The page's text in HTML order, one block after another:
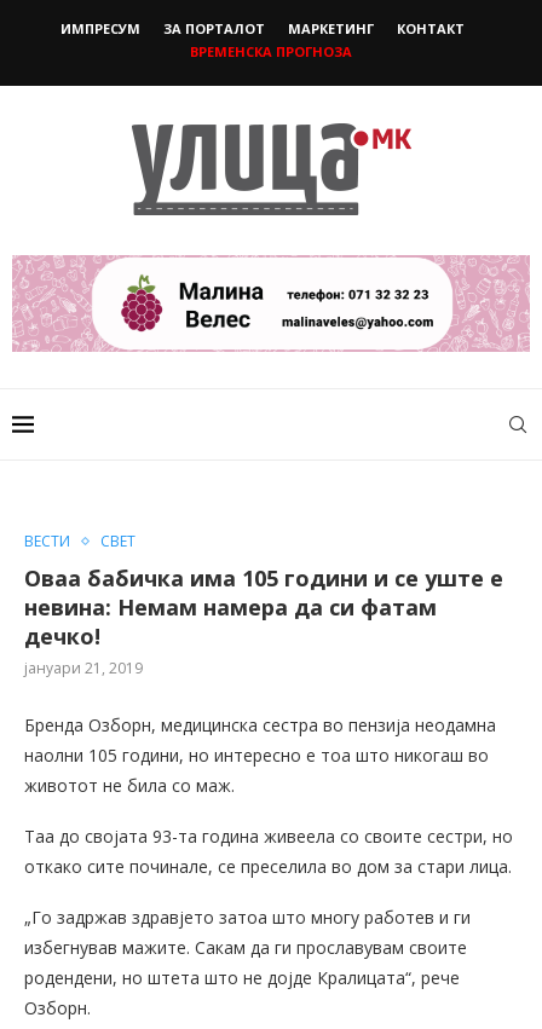
ИМПРЕСУМ ЗА ПОРТАЛОТ МАРКЕТИНГ
КОНТАКТ
ВРЕМЕНСКА ПРОГНОЗА
ВЕСТИ СВЕТ
Оваа бабичка има 105 години и се уште е
невина: Немам намера да си фатам
дечко!
јануари 21, 2019
Бренда Озборн, медицинска сестра во пензија неодамна
наолни 105 години, но интересно е тоа што никогаш во
животот не била со маж.
Таа до својата 93-та година живеела со своите сестри, но
откако сите починале, се преселила во дом за стари лица.
„Го задржав здравјето затоа што многу работев и ги
избегнував мажите. Сакам да ги прославувам своите
родендени, но штета што не дојде Кралицата“, рече
Озборн.